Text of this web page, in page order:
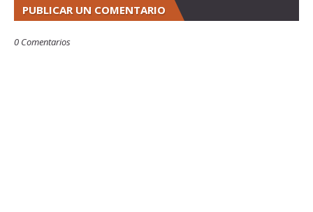
PUBLICAR UN COMENTARIO
0 Comentarios